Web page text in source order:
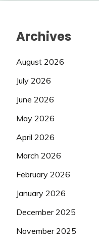
Archives
August 2026
July 2026
June 2026
May 2026
April 2026
March 2026
February 2026
January 2026
December 2025
November 2025